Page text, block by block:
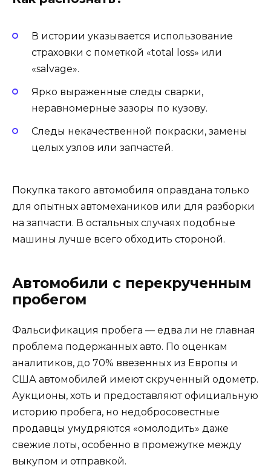
В истории указывается использование
страховки с пометкой «total loss» или
«salvage».
Ярко выраженные следы сварки,
неравномерные зазоры по кузову.
Следы некачественной покраски, замены
целых узлов или запчастей.
Покупка такого автомобиля оправдана только
для опытных автомехаников или для разборки
на запчасти. В остальных случаях подобные
машины лучше всего обходить стороной.
Автомобили с перекрученным
пробегом
Фальсификация пробега — едва ли не главная
проблема подержанных авто. По оценкам
аналитиков, до 70% ввезенных из Европы и
США автомобилей имеют скрученный одометр.
Аукционы, хоть и предоставляют официальную
историю пробега, но недобросовестные
продавцы умудряются «омолодить» даже
свежие лоты, особенно в промежутке между
выкупом и отправкой.